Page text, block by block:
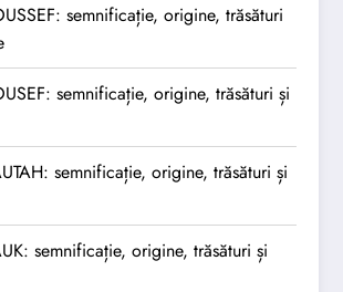
semnificație, origine, trăsături
semnificație, origine, trăsături și
semnificație, origine, trăsături și
semnificație, origine, trăsături și